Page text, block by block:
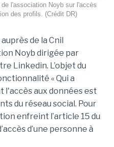
l'association Noyb sur l'accès
des profils. (Crédit DR)
de la Cnil
Noyb dirigée par
Linkedin. L’objet du
« Qui a
l'accès aux données est
du réseau social. Pour
enfreint l’article 15 du
d’une personne à